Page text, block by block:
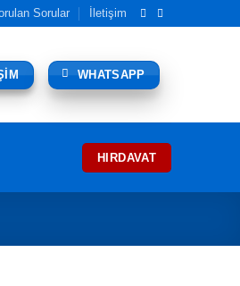
Sorular İletişim
WHATSAPP
HIRDAVAT